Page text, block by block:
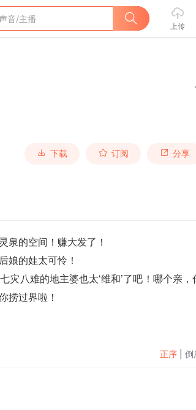
上传
下载 订阅 分享
泉的空间！赚大发了！
娘的娃太可怜！
捞过界啦！
正序 倒